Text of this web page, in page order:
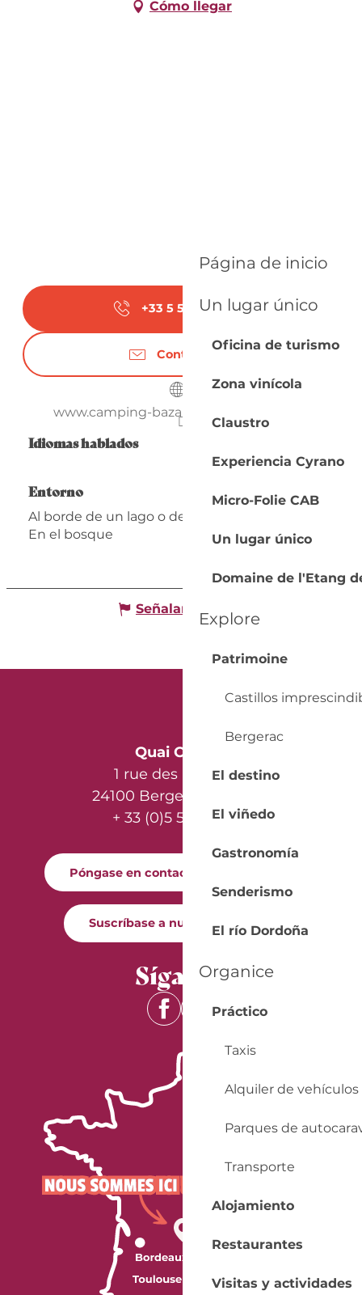
Página de inicio
Un lugar único
Oficina de turismo
Zona vinícola
Claustro
Experiencia Cyrano
Micro-Folie CAB
Un lugar único
Domaine de l'Etang
Explore
Patrimoine
Castillos
Bergerac
El destino
El viñedo
Gastronomía
Senderismo
El río Dordoña
Organice
Práctico
Taxis
Alquiler de vehículos
Parques de
Transporte
Alojamiento
Restaurantes
Visitas y actividades
Cómo llegar
+33 5 53 24 64▒▒
Contáctenos
www.camping-bazange-dordogne.com
Idiomas hablados
Idiomas hablados
Entorno
Entorno
Al borde de un lago o de un estanque
En el bosque
Señalar un error
Quai Cyrano
1 rue des Récollets
24100 Bergerac - France
+ 33 (0)5 53 57 03 11
Póngase en contacto con nosotros
Suscríbase a nuestro boletín
Síganos